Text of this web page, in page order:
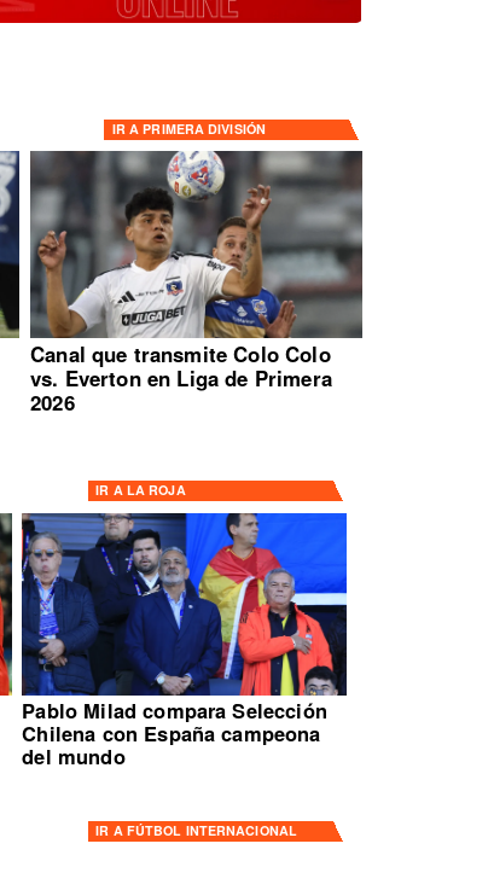
IR A PRIMERA DIVISIÓN
Canal que transmite Colo Colo
vs. Everton en Liga de Primera
2026
IR A LA ROJA
Pablo Milad compara Selección
Chilena con España campeona
del mundo
IR A FÚTBOL INTERNACIONAL